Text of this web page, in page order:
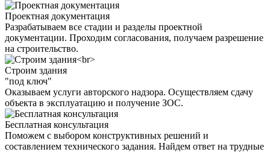
Проектная документация
Разрабатываем все стадии и разделы проектной
документации. Проходим согласования, получаем разрешение
на строительство.
Строим здания
"под ключ"
Оказываем услуги авторского надзора. Осуществляем сдачу
объекта в эксплуатацию и получение ЗОС.
Бесплатная консультация
Поможем с выбором конструктивных решений и
составлением технического задания. Найдем ответ на трудные